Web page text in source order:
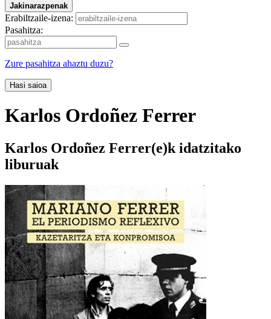
Jakinarazpenak
Erabiltzaile-izena:
Pasahitza:
Zure pasahitza ahaztu duzu?
Hasi saioa
Karlos Ordoñez Ferrer
Karlos Ordoñez Ferrer(e)k idatzitako
liburuak